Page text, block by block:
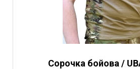
Сорочка бойова /